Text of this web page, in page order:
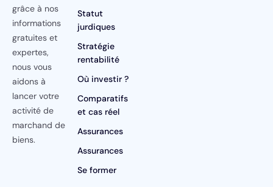
grâce à nos
informations
gratuites et
expertes,
nous vous
aidons à
lancer votre
activité de
marchand de
biens.
Statut
jurdiques
Stratégie
rentabilité
Où investir ?
Comparatifs
et cas réel
Assurances
Assurances
Se former